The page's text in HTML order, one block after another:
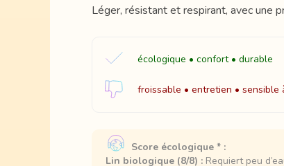
Léger, résistant et respirant, avec une
écologique • confort • durable
froissable • entretien • sensible
Score écologique * :
Lin biologique (8/8) : Requiert peu